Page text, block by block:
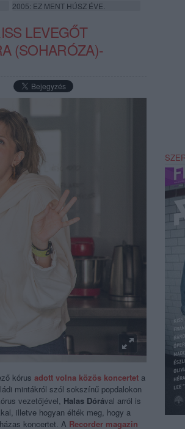
2005: EZ MENT HÚSZ ÉVE.
LEVEGŐT
(SOHARÓZA)-
kórus adott volna közös koncertet a
mintákról szól sokszínű popdalokon
vezetőjével, Halas Dórával arról is
illetve hogyan élték meg, hogy a
koncertet. A Recorder magazin